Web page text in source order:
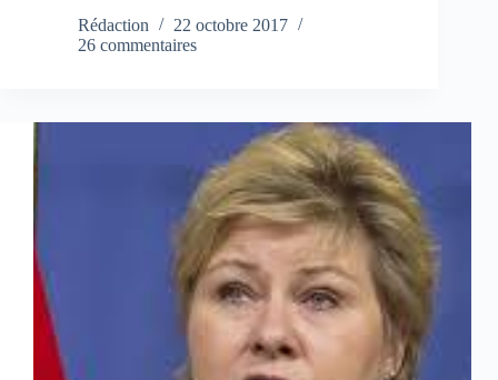
Rédaction
22 octobre 2017
26 commentaires